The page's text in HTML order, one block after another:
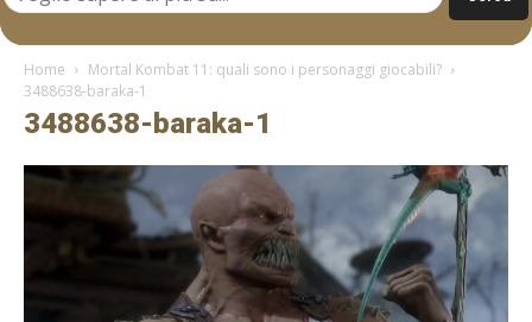
Home
Mortal Kombat 11: quali sono i personaggi giocabili?
3488638-baraka-1
3488638-baraka-1